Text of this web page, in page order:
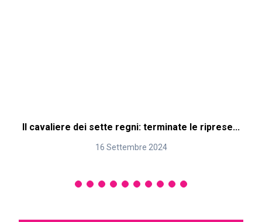
Il cavaliere dei sette regni: terminate le riprese...
16 Settembre 2024